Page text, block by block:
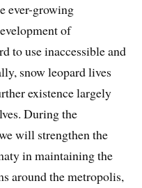
ever-growing
of
to use inaccessible and
snow leopard lives
existence largely
During the
will strengthen the
in maintaining the
around the metropolis,